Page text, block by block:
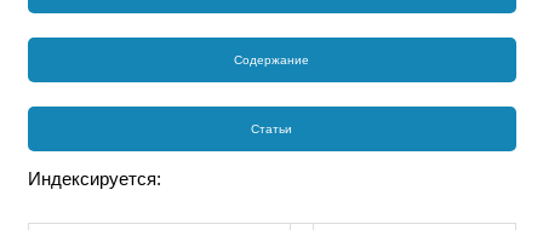
Содержание
Статьи
Индексируется: